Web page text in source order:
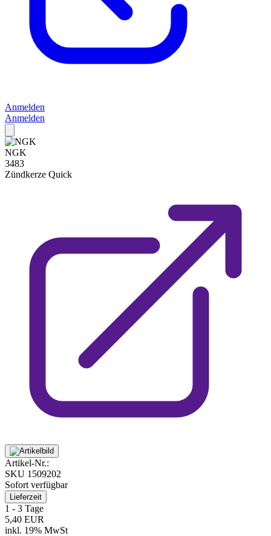
Anmelden
Anmelden
NGK
3483
Zündkerze Quick
Artikel-Nr.:
SKU 1509202
Sofort verfügbar
Lieferzeit
1 - 3 Tage
5,40 EUR
inkl. 19% MwSt